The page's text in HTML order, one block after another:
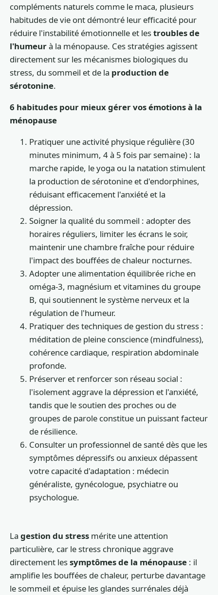
compléments naturels comme le maca, plusieurs
habitudes de vie ont démontré leur efficacité pour
réduire l'instabilité émotionnelle et lestroubles de
l'humeurà la ménopause. Ces stratégies agissent
directement sur les mécanismes biologiques du
stress, du sommeil et de la production de
sérotonine.
6 habitudes pour mieux gérer vos émotions à la
ménopause
Pratiquer une activité physique régulière (30
minutes minimum, 4 à 5 fois par semaine) : la
marche rapide, le yoga ou la natation stimulent
la production de sérotonine et d'endorphines,
réduisant efficacement l'anxiété et la
dépression.
Soigner la qualité du sommeil : adopter des
horaires réguliers, limiter les écrans le soir,
maintenir une chambre fraîche pour réduire
l'impact des bouffées de chaleur nocturnes.
Adopter une alimentation équilibrée riche en
oméga-3, magnésium et vitamines du groupe
B, qui soutiennent le système nerveux et la
régulation de l'humeur.
Pratiquer des techniques de gestion du stress :
méditation de pleine conscience (mindfulness),
cohérence cardiaque, respiration abdominale
profonde.
Préserver et renforcer son réseau social :
l'isolement aggrave la dépression et l'anxiété,
tandis que le soutien des proches ou de
groupes de parole constitue un puissant facteur
de résilience.
Consulter un professionnel de santé dès que les
symptômes dépressifs ou anxieux dépassent
votre capacité d'adaptation : médecin
généraliste, gynécologue, psychiatre ou
psychologue.
La gestion du stress mérite une attention
particulière, car le stress chronique aggrave
directement lessymptômes de la ménopause : il
amplifie les bouffées de chaleur, perturbe davantage
le sommeil et épuise les glandes surrénales déjà